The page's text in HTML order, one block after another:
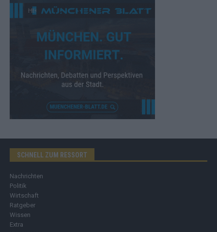
SCHNELL ZUM RESSORT
Nachrichten
Politik
Wirtschaft
Ratgeber
Wissen
Extra